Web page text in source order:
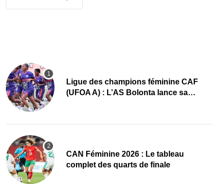
Ligue des champions féminine CAF
(UFOA A) : L’AS Bolonta lance sa
CAN Féminine 2026 : Le tableau
complet des quarts de finale